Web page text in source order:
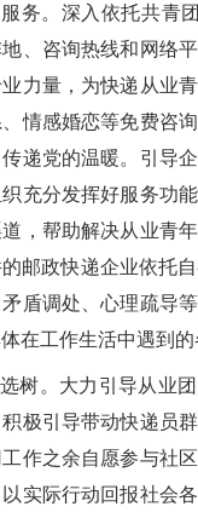
务。深入依托共青
、咨询热线和网络
力量，为快递从业
情感婚恋等免费咨
递党的温暖。引导企
充分发挥好服务功
，帮助解决从业青
邮政快递企业依托
盾调处、心理疏导等
在工作生活中遇到的
树。大力引导从业
极引导带动快递员
作之余自愿参与社
实际行动回报社会